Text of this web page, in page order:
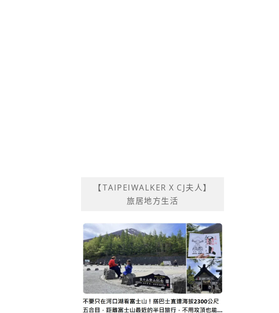
【TAIPEIWALKER X CJ夫人】
旅居地方生活